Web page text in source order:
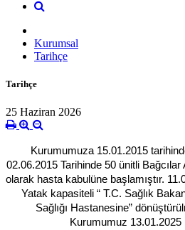
Kurumsal
Tarihçe
Tarihçe
25 Haziran 2026
Kurumumuza 15.01.2015
02.06.2015 Tarihinde 50 ünitli Bağcılar
olarak hasta kabulüne başlamıştır.
Yatak kapasiteli “ T.C. Sağlık
Sağlığı Hastanesine”
Kurumumuz